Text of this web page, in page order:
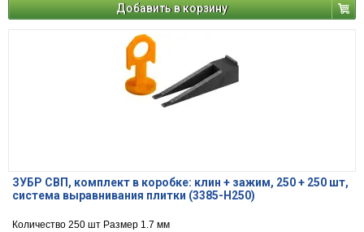
Добавить в корзину
ЗУБР СВП, комплект в коробке: клин + зажим, 250 + 250 шт,
система выравнивания плитки (3385-H250)
Количество 250 шт Размер 1.7 мм